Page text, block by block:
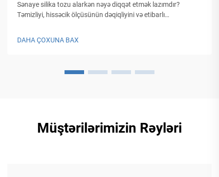
Sənaye silika tozu alarkən nəyə diqqət etmək lazımdır?
Təmizliyi, hissəcik ölçüsünün dəqiqliyini və etibarlı
DAHA ÇOXUNA BAX
Müştərilərimizin Rəyləri